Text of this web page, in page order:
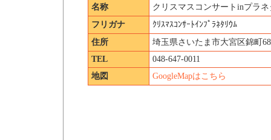
名称
クリスマスコンサートinプラ
フリガナ
ｸﾘｽﾏｽｺﾝｻｰﾄｲﾝﾌﾟﾗﾈﾀﾘｳﾑ
住所
埼玉県さいたま市大宮区錦町
TEL
048-647-0011
地図
GoogleMapはこちら